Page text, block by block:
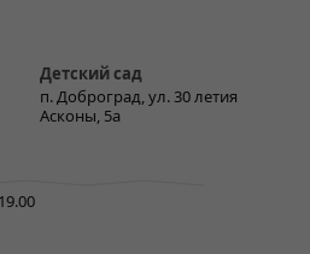
Детский сад
п. Доброград, ул. 30 летия
Асконы, 5а